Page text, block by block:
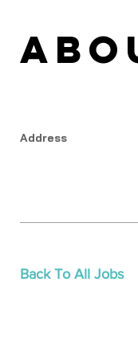
Address
Back To All Jobs